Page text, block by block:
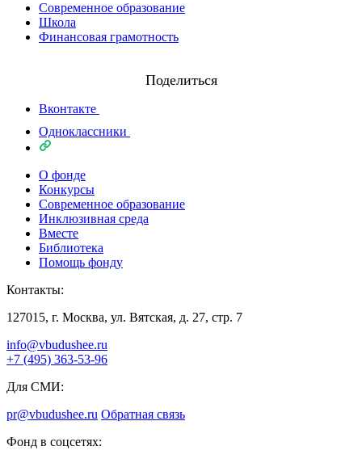
Современное образование
Школа
Финансовая грамотность
Поделиться
Вконтакте
Одноклассники
О фонде
Конкурсы
Современное образование
Инклюзивная среда
Вместе
Библиотека
Помощь фонду
Контакты:
127015, г. Москва, ул. Вятская, д. 27, стр. 7
info@vbudushee.ru
+7 (495) 363-53-96
Для СМИ:
pr@vbudushee.ru Обратная связь
Фонд в соцсетях: